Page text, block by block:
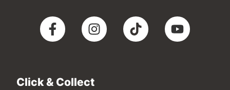
Click & Collect